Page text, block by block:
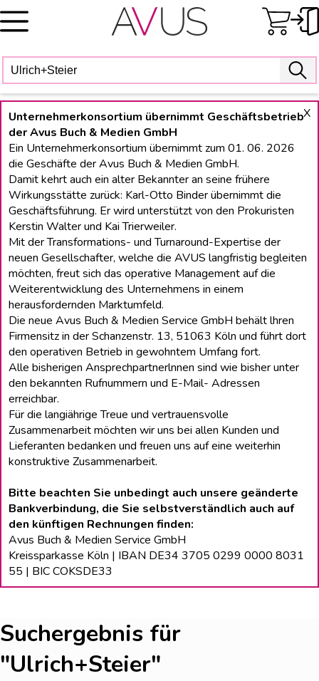
Skip
to
X
Unternehmerkonsortium übernimmt Geschäftsbetrieb
der Avus Buch & Medien GmbH
Ein Unternehmerkonsortium übernimmt zum 01. 06. 2026
die Geschäfte der Avus Buch & Medien GmbH.
Damit kehrt auch ein alter Bekannter an seine frühere
Wirkungsstätte zurück: Karl-Otto Binder übernimmt die
Geschäftsführung. Er wird unterstützt von den Prokuristen
Kerstin Walter und Kai Trierweiler.
Mit der Transformations- und Turnaround-Expertise der
neuen Gesellschafter, welche die AVUS langfristig begleiten
möchten, freut sich das operative Management auf die
Weiterentwicklung des Unternehmens in einem
herausfordernden Marktumfeld.
Die neue Avus Buch & Medien Service GmbH behält lhren
Firmensitz in der Schanzenstr. 13, 51063 Köln und führt dort
den operativen Betrieb in gewohntem Umfang fort.
Alle bisherigen Ansprechpartnerlnnen sind wie bisher unter
den bekannten Rufnummern und E-Mail- Adressen
erreichbar.
Für die langiährige Treue und vertrauensvolle
Zusammenarbeit möchten wir uns bei allen Kunden und
Lieferanten bedanken und freuen uns auf eine weiterhin
konstruktive Zusammenarbeit.
Bitte beachten Sie unbedingt auch unsere geänderte
Bankverbindung, die Sie selbstverständlich auch auf
den künftigen Rechnungen finden:
Avus Buch & Medien Service GmbH
Kreissparkasse Köln | IBAN DE34 3705 0299 0000 8031
55 | BIC COKSDE33
Suchergebnis für
"Ulrich+Steier"